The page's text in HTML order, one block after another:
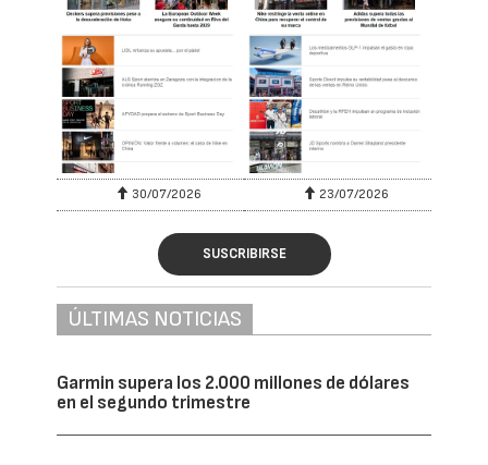
30/07/2026 23/07/2026
SUSCRIBIRSE
ÚLTIMAS NOTICIAS
Garmin supera los 2.000 millones de dólares
en el segundo trimestre